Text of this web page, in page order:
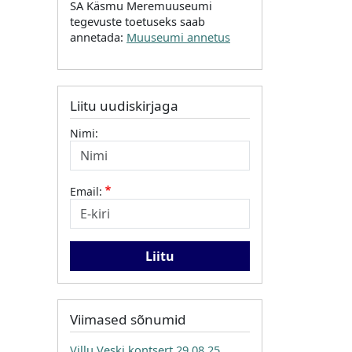
SA Käsmu Meremuuseumi
tegevuste toetuseks saab
annetada: Muuseumi annetus
Liitu uudiskirjaga
Nimi:
Email:
Viimased sõnumid